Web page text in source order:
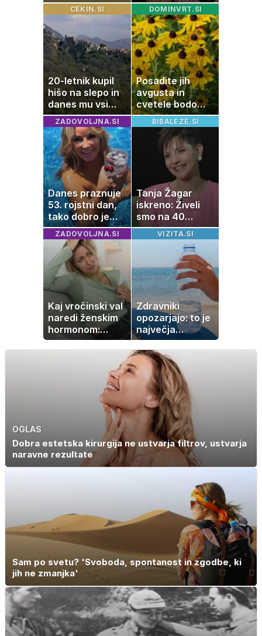
pripravo v le
nekaj minutah
gladiatorja
CEKIN.SI
20-letnik kupil
hišo na slepo in
danes mu vsi
zavidajo
DOMINVRT.SI
Posadite jih
avgusta in
cvetele bodo
vse do zime
ZADOVOLJNA.SI
Danes praznuje
53. rojstni dan,
tako dobro je
videti znana
Slovenka
BIBALEZE.SI
Tanja Žagar
iskreno: Živeli
smo na 40
kvadratih, a
imela sem vse,
potrebuje
ZADOVOLJNA.SI
Kaj vročinski val
naredi ženskim
hormonom:
zakaj se poleti
počutimo
VIZITA.SI
Zdravniki
opozarjajo: to je
največja
napaka, ki jo
ljudje delajo med
vročino
OGLAS
Dobra estetska kirurgija ne ustvarja filtrov, ustvarja
naravne rezultate
Sam po svetu? 'Svoboda, spontanost in zgodbe, ki
jih ne zmanjka'